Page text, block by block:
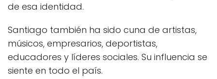
de esa identidad.
Santiago también ha sido cuna de artistas,
músicos, empresarios, deportistas,
educadores y líderes sociales. Su influencia se
siente en todo el país.